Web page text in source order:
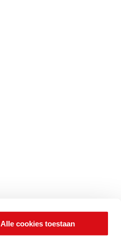
Alle cookies toestaan